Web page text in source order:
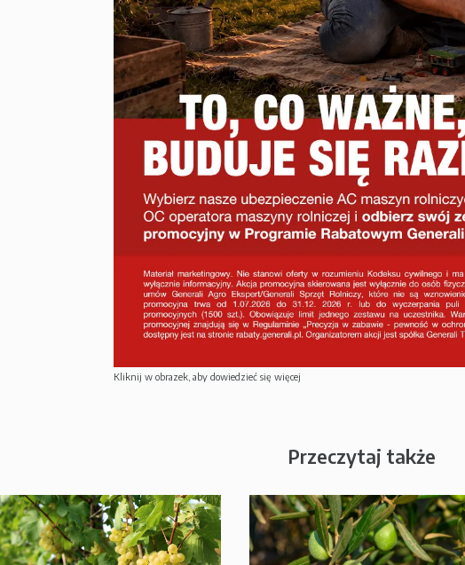
Kliknij w obrazek, aby dowiedzieć się więcej
Przeczytaj także